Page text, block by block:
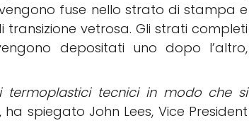
fuse nello strato di stampa e
vetrosa. Gli strati completi
depositati uno dopo l’altro,
tecnici in modo che si
ha spiegato John Lees, Vice President